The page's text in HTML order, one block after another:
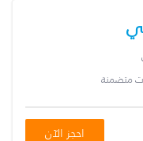
متضمنة
احجز الآن